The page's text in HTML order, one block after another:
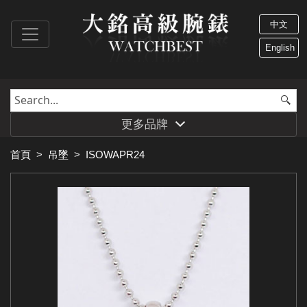
中文
English
更多品牌
首頁 > 吊墜 > ISOWAPR24